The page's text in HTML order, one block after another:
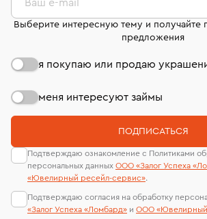
Ваш e-mail
Выберите интересную тему и получайте
предложения
я покупаю или продаю
меня интересуют займы
ПОДПИСАТЬСЯ
Подтверждаю ознакомление с Политиками
персональных данных ООО «Залог Успеха
«Ювелирный ресейл-сервиc».
Подтверждаю согласия на обработку
«Залог Успеха «Ломбард» и ООО «Ювелирный